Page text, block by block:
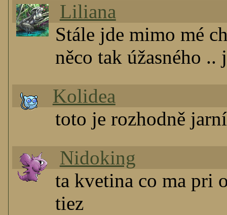
Liliana
Stále jde mimo mé
něco tak úžasného
Kolidea
toto je rozhodně
Nidoking
ta kvetina co ma pri
tiez